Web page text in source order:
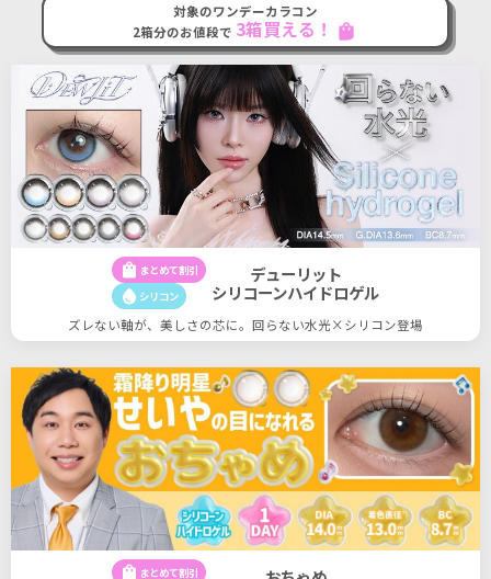
5 5件
対象のワンデーカラコン
2箱分のお値段で 3箱買える！ shopping_bag
shopping_bag まとめて割引
water_drop シリコン
デューリット
シリコーンハイドロゲル
ズレない軸が、美しさの芯に。回らない水光×シリコン登場
shopping_bag まとめて割引